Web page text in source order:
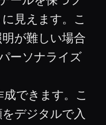
見えます。こ
が難しい場合
ーソナライズ
できます。こ
デジタルで入